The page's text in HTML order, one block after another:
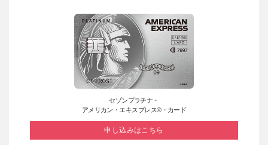
セゾンプラチナ・
アメリカン・エキスプレス®・カード
申し込みはこちら